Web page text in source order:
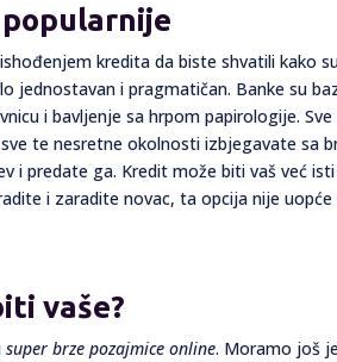
popularnije
kredita da biste shvatili kako
i pragmatičan. Banke su
i bavljenje sa hrpom papirologije.
te nesretne okolnosti izbjegavate sa
predate ga. Kredit može biti vaš već
i zaradite novac, ta opcija nije
vaše?
super brze pozajmice online. Moramo još